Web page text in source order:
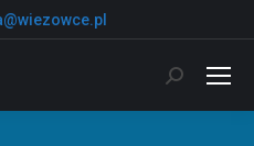
Szukaj: